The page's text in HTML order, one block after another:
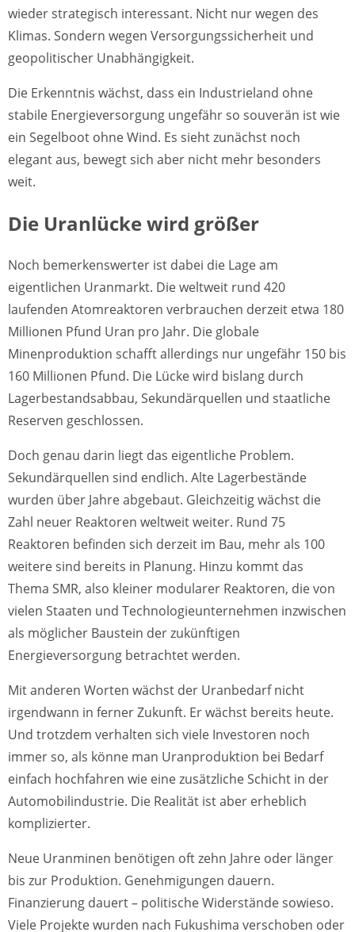
wieder strategisch interessant. Nicht nur wegen des
Klimas. Sondern wegen Versorgungssicherheit und
geopolitischer Unabhängigkeit.
Die Erkenntnis wächst, dass ein Industrieland ohne
stabile Energieversorgung ungefähr so souverän ist wie
ein Segelboot ohne Wind. Es sieht zunächst noch
elegant aus, bewegt sich aber nicht mehr besonders
weit.
Die Uranlücke wird größer
Noch bemerkenswerter ist dabei die Lage am
eigentlichen Uranmarkt. Die weltweit rund 420
laufenden Atomreaktoren verbrauchen derzeit etwa 180
Millionen Pfund Uran pro Jahr. Die globale
Minenproduktion schafft allerdings nur ungefähr 150 bis
160 Millionen Pfund. Die Lücke wird bislang durch
Lagerbestandsabbau, Sekundärquellen und staatliche
Reserven geschlossen.
Doch genau darin liegt das eigentliche Problem.
Sekundärquellen sind endlich. Alte Lagerbestände
wurden über Jahre abgebaut. Gleichzeitig wächst die
Zahl neuer Reaktoren weltweit weiter. Rund 75
Reaktoren befinden sich derzeit im Bau, mehr als 100
weitere sind bereits in Planung. Hinzu kommt das
Thema SMR, also kleiner modularer Reaktoren, die von
vielen Staaten und Technologieunternehmen inzwischen
als möglicher Baustein der zukünftigen
Energieversorgung betrachtet werden.
Mit anderen Worten wächst der Uranbedarf nicht
irgendwann in ferner Zukunft. Er wächst bereits heute.
Und trotzdem verhalten sich viele Investoren noch
immer so, als könne man Uranproduktion bei Bedarf
einfach hochfahren wie eine zusätzliche Schicht in der
Automobilindustrie. Die Realität ist aber erheblich
komplizierter.
Neue Uranminen benötigen oft zehn Jahre oder länger
bis zur Produktion. Genehmigungen dauern.
Finanzierung dauert – politische Widerstände sowieso.
Viele Projekte wurden nach Fukushima verschoben oder